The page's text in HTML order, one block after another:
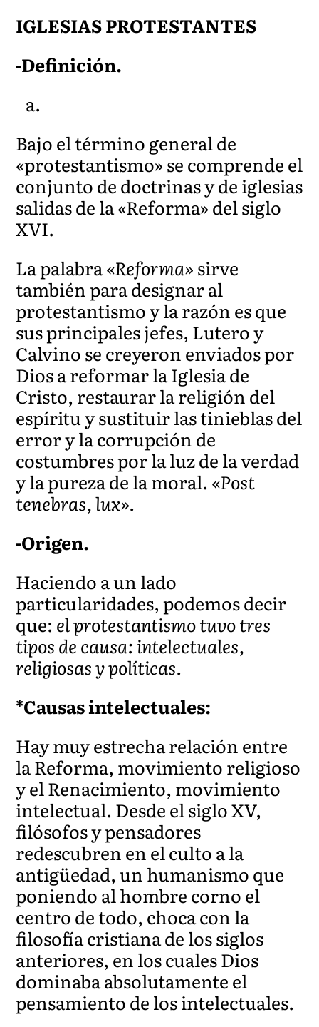
IGLESIAS PROTESTANTES
-Definición.
Bajo el término general de
«protestantismo» se comprende el
conjunto de doctrinas y de iglesias
salidas de la «Reforma» del siglo
XVI.
La palabra«Reforma»sirve
también para designar al
protestantismo y la razón es que
sus principales jefes, Lutero y
Calvino se creyeron enviados por
Dios a reformar la Iglesia de
Cristo, restaurar la religión del
espíritu y sustituir las tinieblas del
error y la corrupción de
costumbres por la luz de la verdad
y la pureza de la moral. «Post
tenebras, lux».
-Origen.
Haciendo a un lado
particularidades, podemos decir
que: el protestantismo tuvo tres
tipos de causa: intelectuales,
religiosas y políticas.
*Causas intelectuales:
Hay muy estrecha relación entre
la Reforma, movimiento religioso
y el Renacimiento, movimiento
intelectual. Desde el siglo XV,
filósofos y pensadores
redescubren en el culto a la
antigüedad, un humanismo que
poniendo al hombre corno el
centro de todo, choca con la
filosofía cristiana de los siglos
anteriores, en los cuales Dios
dominaba absolutamente el
pensamiento de los intelectuales.